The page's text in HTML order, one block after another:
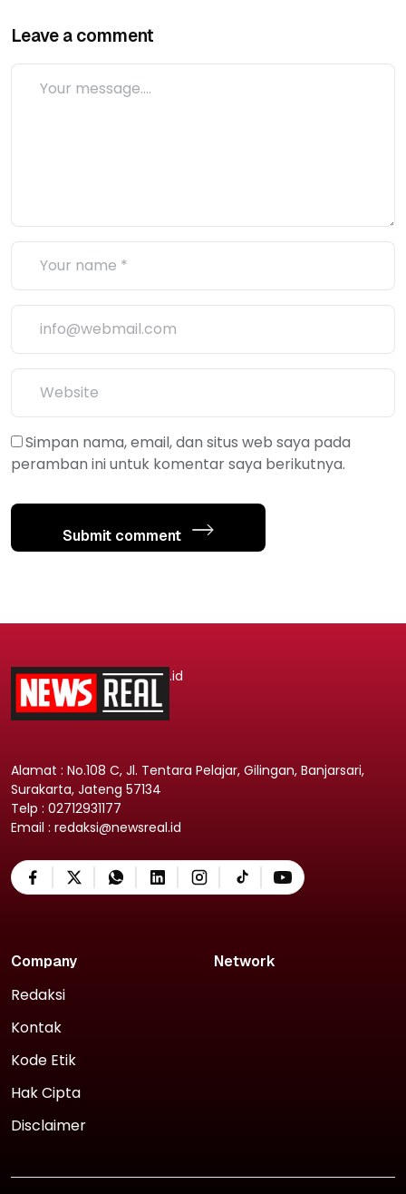
Leave a comment
Simpan nama, email, dan situs web saya pada
peramban ini untuk komentar saya berikutnya.
Submit comment
.id
Alamat : No.108 C, Jl. Tentara Pelajar, Gilingan, Banjarsari,
Surakarta, Jateng 57134
Telp : 02712931177
Email : redaksi@newsreal.id
Company
Redaksi
Kontak
Kode Etik
Hak Cipta
Disclaimer
Network